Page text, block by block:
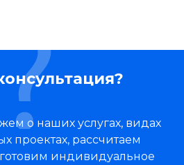
о наших услугах, видах
проектах, рассчитаем
индивидуальное